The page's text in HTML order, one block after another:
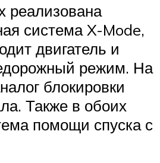
реализована
система X-Mode,
двигатель и
режим. На
блокировки
Также в обоих
помощи спуска с